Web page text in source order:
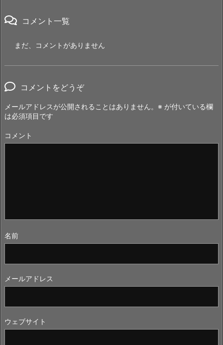
コメント一覧
まだ、コメントがありません
コメントをどうぞ
メールアドレスが公開されることはありません。 ※ が付いている欄
は必須項目です
コメント
名前
メールアドレス
ウェブサイト